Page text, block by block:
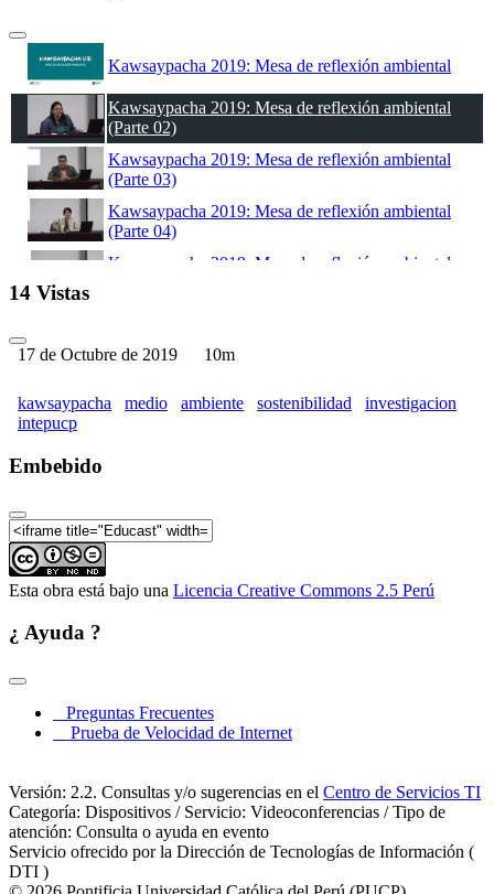
Kawsaypacha 2019: Mesa de reflexión ambiental
Kawsaypacha 2019: Mesa de reflexión ambiental
(Parte 02)
Kawsaypacha 2019: Mesa de reflexión ambiental
(Parte 03)
Kawsaypacha 2019: Mesa de reflexión ambiental
(Parte 04)
Kawsaypacha 2019: Mesa de reflexión ambiental
Kawsaypacha 2019: Mesa de reflexión ambiental
Kawsaypacha 2019: Mesa de reflexión ambiental
Kawsaypacha 2019: Mesa de reflexión ambiental
(Parte 10)
(Parte 11)
Kawsaypacha 2019: Mesa de reflexión ambiental
(Parte 15)
Kawsaypacha 2019: Mesa de reflexión ambiental
(Parte 16)
Kawsaypacha 2019: Mesa de reflexión ambiental
14 Vistas
17 de Octubre de 2019 10m
kawsaypacha medio ambiente sostenibilidad
investigacion
intepucp
Embebido
Esta obra está bajo una Licencia Creative Commons 2.5 Perú
¿ Ayuda ?
Preguntas Frecuentes
Prueba de Velocidad de Internet
Versión: 2.2. Consultas y/o sugerencias en el Centro de Servicios TI
Categoría: Dispositivos / Servicio: Videoconferencias / Tipo de
atención: Consulta o ayuda en evento
Servicio ofrecido por la Dirección de Tecnologías de Información (
DTI )